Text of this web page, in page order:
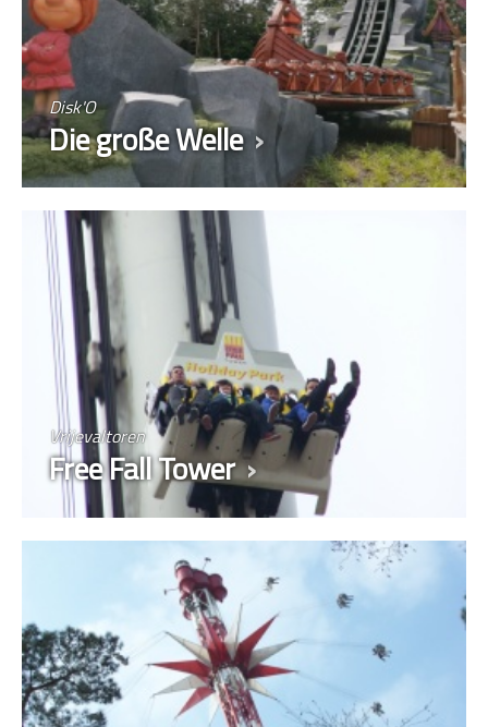
Disk'O
Die große Welle
Vrijevaltoren
Free Fall Tower